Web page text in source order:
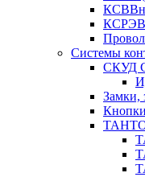
Системы
СКУД
Замки,